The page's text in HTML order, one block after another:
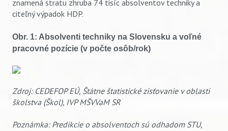
znamená stratu zhruba 74 tisíc absolventov techniky a
citeľný výpadok HDP.
Obr. 1: Absolventi techniky na Slovensku a voľné
pracovné pozície (v počte osôb/rok)
Zdroj: CEDEFOP EÚ, Štátne štatistické zisťovanie v oblasti
školstva (Škol), IVP MŠVVaM SR
Poznámka: Predikcie o absolventoch sú odhadom STU,